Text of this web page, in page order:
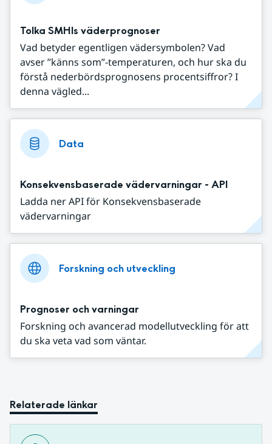
Tolka SMHIs väderprognoser
Vad betyder egentligen vädersymbolen? Vad
avser ”känns som”-temperaturen, och hur ska du
förstå nederbördsprognosens procentsiffror? I
denna vägled...
Data
Konsekvensbaserade vädervarningar - API
Ladda ner API för Konsekvensbaserade
vädervarningar
Forskning och utveckling
Prognoser och varningar
Forskning och avancerad modellutveckling för att
du ska veta vad som väntar.
Relaterade länkar